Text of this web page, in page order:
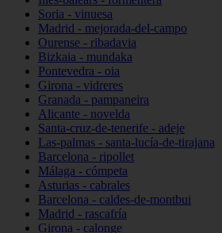
Soria - vinuesa
Madrid - mejorada-del-campo
Ourense - ribadavia
Bizkaia - mundaka
Pontevedra - oia
Girona - vidreres
Granada - pampaneira
Alicante - novelda
Santa-cruz-de-tenerife - adeje
Las-palmas - santa-lucía-de-tirajana
Barcelona - ripollet
Málaga - cómpeta
Asturias - cabrales
Barcelona - caldes-de-montbui
Madrid - rascafría
Girona - calonge